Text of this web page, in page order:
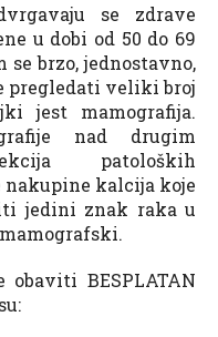
se zdrave
u dobi od 50 do 69
se brzo, jednostavno,
pregledati veliki broj
jest mamografija.
nad drugim
patoloških
kalcija koje
jedini znak raka u
BESPLATAN